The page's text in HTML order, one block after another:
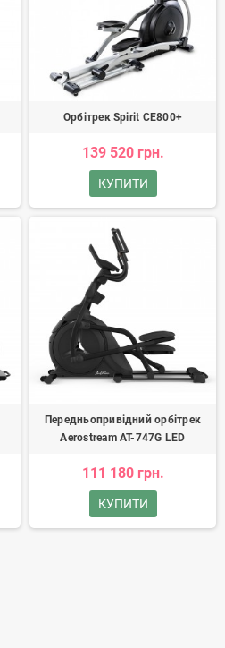
Орбітрек Spirit CE800+
139 520 грн.
КУПИТИ
Передньопривідний орбітрек
Aerostream AT-747G LED
111 180 грн.
КУПИТИ